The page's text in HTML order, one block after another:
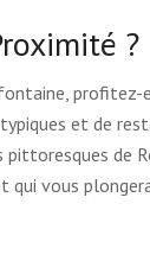
?
profitez-
et de
de
qui vous